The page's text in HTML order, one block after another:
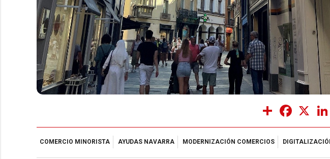
Share Facebook
COMERCIO MINORISTA AYUDAS NAVARRA MODERNIZACIÓN COMERCIOS